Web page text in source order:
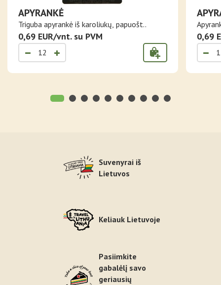
APYRANKĖ
Triguba apyrankė iš karoliukų, papuošt..
0,69 EUR/vnt. su PVM 0,69
Suvenyrai iš
Lietuvos
Keliauk Lietuvoje
Pasiimkite
gabalėlį savo
geriausių